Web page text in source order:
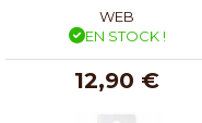
WEB
EN STOCK !
12,90 €